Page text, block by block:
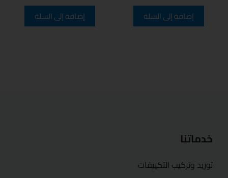
إضافة إلى السلة إضافة إلى السلة
خدماتنا
توريد وتركيب التكييفات